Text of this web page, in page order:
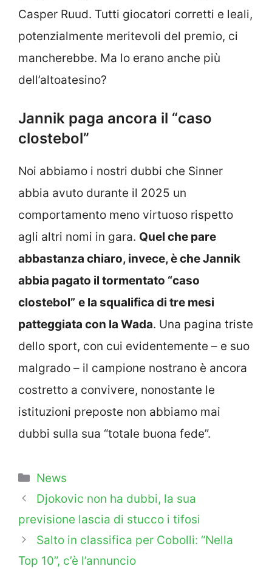
Casper Ruud. Tutti giocatori corretti e leali,
potenzialmente meritevoli del premio, ci
mancherebbe. Ma lo erano anche più
dell’altoatesino?
Jannik paga ancora il “caso
clostebol”
Noi abbiamo i nostri dubbi che Sinner
abbia avuto durante il 2025 un
comportamento meno virtuoso rispetto
agli altri nomi in gara. Quel che pare
abbastanza chiaro, invece, è che Jannik
abbia pagato il tormentato “caso
clostebol” e la squalifica di tre mesi
patteggiata con la Wada. Una pagina triste
dello sport, con cui evidentemente – e suo
malgrado – il campione nostrano è ancora
costretto a convivere, nonostante le
istituzioni preposte non abbiamo mai
dubbi sulla sua “totale buona fede”.
Categorie
News
Djokovic non ha dubbi, la sua
previsione lascia di stucco i tifosi
Salto in classifica per Cobolli: “Nella
Top 10”, c’è l’annuncio